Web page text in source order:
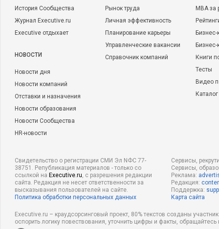
История Сообщества
Журнал Executive.ru
Executive отдыхает
НОВОСТИ
Новости дня
Новости компаний
Отставки и назначения
Новости образования
Новости Сообщества
HR-новости
Рынок труда
Личная эффективность
Планирование карьеры
Управленческие вакансии
Справочник компаний
MBA
Бизнес-
Книги
Тесты
Видео
Свидетельство о регистрации СМИ Эл NФС 77-
38751. Републикация материалов - только со
ссылкой на Executive.ru, с разрешения редакции
сайта. Редакция не несет ответственности за
высказывания пользователей на сайте.
Политика обработки персональных данных
Сервисы,
Сервисы,
Реклама:
Редакция:
Поддержка:
Карта сайта
Executive.ru – краудсорсинговый проект, 80% текстов созданы
оспорить логику повествования, уточнить цифры и факты,